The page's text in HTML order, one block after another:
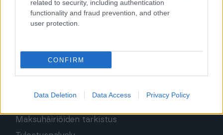
related to security, including authentication
functionality and fraud prevention, and other
user protection.
CONFIRM
Data Deletion Data Access Privacy Policy
LISÄPALVELUT
Verkkolaskutus
Laskurahoitus
Maksuhäiriöiden tarkistus